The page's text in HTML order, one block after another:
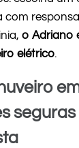
o Adriano
elétrico.